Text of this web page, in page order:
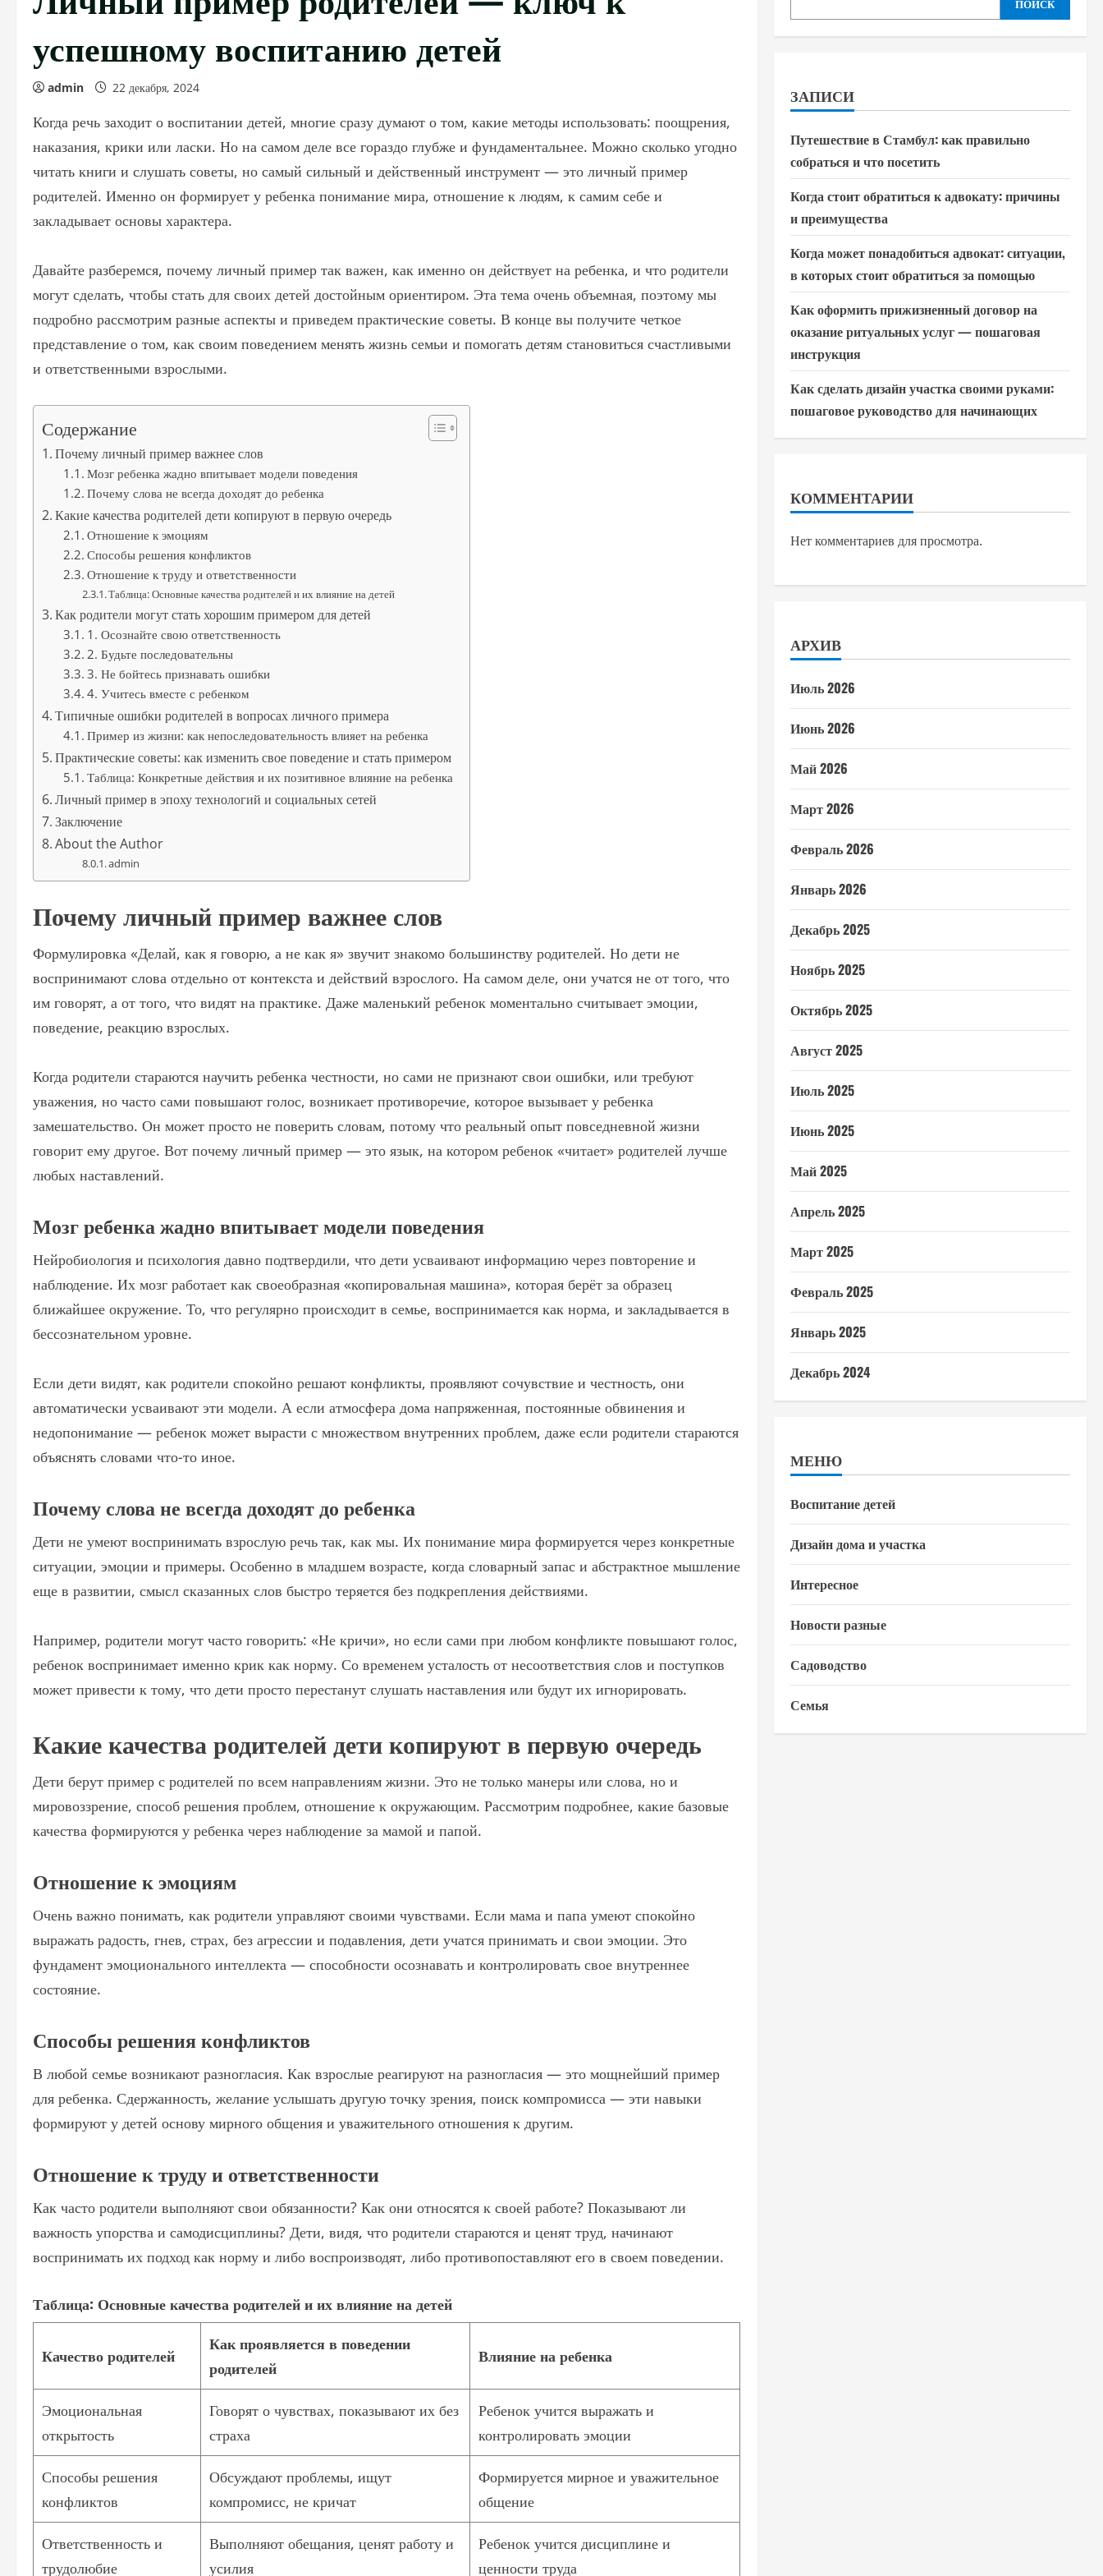
успешному воспитанию детей
admin 22 декабря, 2024
Когда речь заходит о воспитании детей, многие сразу думают о том, какие методы использовать: поощрения,
наказания, крики или ласки. Но на самом деле все гораздо глубже и фундаментальнее. Можно сколько угодно
читать книги и слушать советы, но самый сильный и действенный инструмент — это личный пример
родителей. Именно он формирует у ребенка понимание мира, отношение к людям, к самим себе и
закладывает основы характера.
Давайте разберемся, почему личный пример так важен, как именно он действует на ребенка, и что родители
могут сделать, чтобы стать для своих детей достойным ориентиром. Эта тема очень объемная, поэтому мы
подробно рассмотрим разные аспекты и приведем практические советы. В конце вы получите четкое
представление о том, как своим поведением менять жизнь семьи и помогать детям становиться счастливыми
и ответственными взрослыми.
Содержание
Почему личный пример важнее слов
Мозг ребенка жадно впитывает модели поведения
Почему слова не всегда доходят до ребенка
Какие качества родителей дети копируют в первую очередь
Отношение к эмоциям
Способы решения конфликтов
Отношение к труду и ответственности
Таблица: Основные качества родителей и их влияние на детей
Как родители могут стать хорошим примером для детей
1. Осознайте свою ответственность
2. Будьте последовательны
3. Не бойтесь признавать ошибки
4. Учитесь вместе с ребенком
Типичные ошибки родителей в вопросах личного примера
Пример из жизни: как непоследовательность влияет на ребенка
Практические советы: как изменить свое поведение и стать примером
Таблица: Конкретные действия и их позитивное влияние на ребенка
Личный пример в эпоху технологий и социальных сетей
Заключение
About the Author
admin
Почему личный пример важнее слов
Формулировка «Делай, как я говорю, а не как я» звучит знакомо большинству родителей. Но дети не
воспринимают слова отдельно от контекста и действий взрослого. На самом деле, они учатся не от того, что
им говорят, а от того, что видят на практике. Даже маленький ребенок моментально считывает эмоции,
поведение, реакцию взрослых.
Когда родители стараются научить ребенка честности, но сами не признают свои ошибки, или требуют
уважения, но часто сами повышают голос, возникает противоречие, которое вызывает у ребенка
замешательство. Он может просто не поверить словам, потому что реальный опыт повседневной жизни
говорит ему другое. Вот почему личный пример — это язык, на котором ребенок «читает» родителей лучше
любых наставлений.
Мозг ребенка жадно впитывает модели поведения
Нейробиология и психология давно подтвердили, что дети усваивают информацию через повторение и
наблюдение. Их мозг работает как своеобразная «копировальная машина», которая берёт за образец
ближайшее окружение. То, что регулярно происходит в семье, воспринимается как норма, и закладывается в
бессознательном уровне.
Если дети видят, как родители спокойно решают конфликты, проявляют сочувствие и честность, они
автоматически усваивают эти модели. А если атмосфера дома напряженная, постоянные обвинения и
недопонимание — ребенок может вырасти с множеством внутренних проблем, даже если родители стараются
объяснять словами что-то иное.
Почему слова не всегда доходят до ребенка
Дети не умеют воспринимать взрослую речь так, как мы. Их понимание мира формируется через конкретные
ситуации, эмоции и примеры. Особенно в младшем возрасте, когда словарный запас и абстрактное мышление
еще в развитии, смысл сказанных слов быстро теряется без подкрепления действиями.
Например, родители могут часто говорить: «Не кричи», но если сами при любом конфликте повышают голос,
ребенок воспринимает именно крик как норму. Со временем усталость от несоответствия слов и поступков
может привести к тому, что дети просто перестанут слушать наставления или будут их игнорировать.
Какие качества родителей дети копируют в первую очередь
Дети берут пример с родителей по всем направлениям жизни. Это не только манеры или слова, но и
мировоззрение, способ решения проблем, отношение к окружающим. Рассмотрим подробнее, какие базовые
качества формируются у ребенка через наблюдение за мамой и папой.
Отношение к эмоциям
Очень важно понимать, как родители управляют своими чувствами. Если мама и папа умеют спокойно
выражать радость, гнев, страх, без агрессии и подавления, дети учатся принимать и свои эмоции. Это
фундамент эмоционального интеллекта — способности осознавать и контролировать свое внутреннее
состояние.
Способы решения конфликтов
В любой семье возникают разногласия. Как взрослые реагируют на разногласия — это мощнейший пример
для ребенка. Сдержанность, желание услышать другую точку зрения, поиск компромисса — эти навыки
формируют у детей основу мирного общения и уважительного отношения к другим.
Отношение к труду и ответственности
Как часто родители выполняют свои обязанности? Как они относятся к своей работе? Показывают ли
важность упорства и самодисциплины? Дети, видя, что родители стараются и ценят труд, начинают
воспринимать их подход как норму и либо воспроизводят, либо противопоставляют его в своем поведении.
Таблица: Основные качества родителей и их влияние на детей
Качество родителей
Как проявляется в поведении
родителей
Влияние на ребенка
Эмоциональная
открытость
Говорят о чувствах, показывают их без
страха
Ребенок учится выражать и
контролировать эмоции
Способы решения
конфликтов
Обсуждают проблемы, ищут
компромисс, не кричат
Формируется мирное и уважительное
общение
Ответственность и
трудолюбие
Выполняют обещания, ценят работу и
усилия
Ребенок учится дисциплине и
ценности труда
ПОИСК
ЗАПИСИ
Путешествие в Стамбул: как правильно
собраться и что посетить
Когда стоит обратиться к адвокату: причины
и преимущества
Когда может понадобиться адвокат: ситуации,
в которых стоит обратиться за помощью
Как оформить прижизненный договор на
оказание ритуальных услуг — пошаговая
инструкция
Как сделать дизайн участка своими руками:
пошаговое руководство для начинающих
КОММЕНТАРИИ
Нет комментариев для просмотра.
АРХИВ
Июль 2026
Июнь 2026
Май 2026
Март 2026
Февраль 2026
Январь 2026
Декабрь 2025
Ноябрь 2025
Октябрь 2025
Август 2025
Июль 2025
Июнь 2025
Май 2025
Апрель 2025
Март 2025
Февраль 2025
Январь 2025
Декабрь 2024
МЕНЮ
Воспитание детей
Дизайн дома и участка
Интересное
Новости разные
Садоводство
Семья